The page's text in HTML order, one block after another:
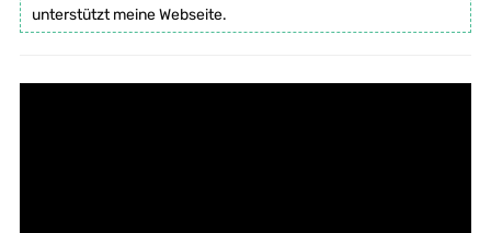
unterstützt meine Webseite.